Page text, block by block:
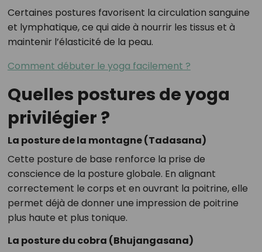
Certaines postures favorisent la circulation sanguine
et lymphatique, ce qui aide à nourrir les tissus et à
maintenir l’élasticité de la peau.
Comment débuter le yoga facilement ?
Quelles postures de yoga
privilégier ?
La posture de la montagne (Tadasana)
Cette posture de base renforce la prise de
conscience de la posture globale. En alignant
correctement le corps et en ouvrant la poitrine, elle
permet déjà de donner une impression de poitrine
plus haute et plus tonique.
La posture du cobra (Bhujangasana)